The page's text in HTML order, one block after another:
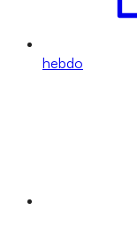
hebdo